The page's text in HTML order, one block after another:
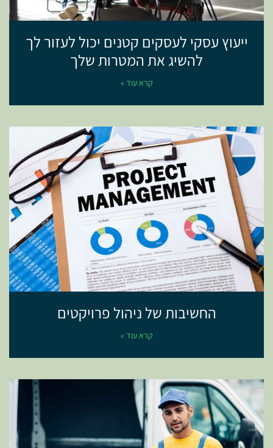
ייעוץ עסקי לעסקים קטנים יכול לעזור לך
להשיג את המטרות שלך
קרא עוד »
החשיבות של ניהול פרויקטים
קרא עוד »